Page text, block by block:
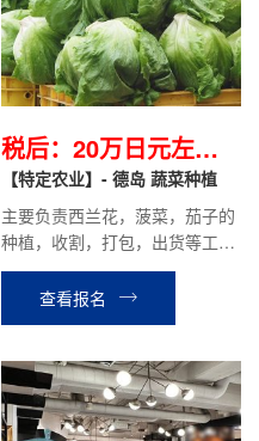
税后：20万日元左右/
月
【特定农业】- 德岛 蔬菜种植
主要负责西兰花，菠菜，茄子的
种植，收割，打包，出货等工
作。时给1000日元，月平均到手
收入约20万日元，年一次涨薪。
查看报名